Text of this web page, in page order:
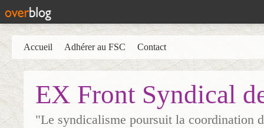
EX Front Syndical
"Le syndicalisme poursuit la coordination
Accueil Adhérer au FSC Contact